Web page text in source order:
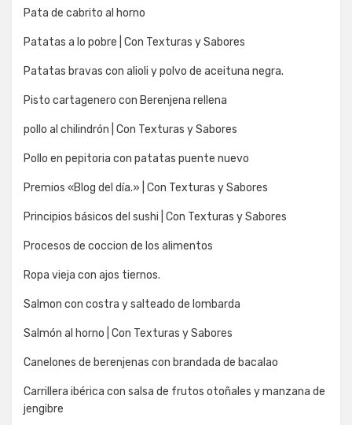
Pata de cabrito al horno
Patatas a lo pobre | Con Texturas y Sabores
Patatas bravas con alioli y polvo de aceituna negra.
Pisto cartagenero con Berenjena rellena
pollo al chilindrón | Con Texturas y Sabores
Pollo en pepitoria con patatas puente nuevo
Premios «Blog del día.» | Con Texturas y Sabores
Principios básicos del sushi | Con Texturas y Sabores
Procesos de coccion de los alimentos
Ropa vieja con ajos tiernos.
Salmon con costra y salteado de lombarda
Salmón al horno | Con Texturas y Sabores
Canelones de berenjenas con brandada de bacalao
Carrillera ibérica con salsa de frutos otoñales y manzana de
jengibre